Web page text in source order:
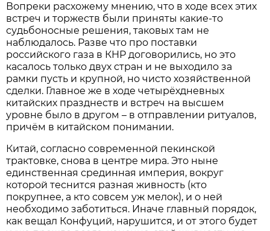
Вопреки расхожему мнению, что в ходе всех этих
встреч и торжеств были приняты какие-то
судьбоносные решения, таковых там не
наблюдалось. Разве что про поставки
российского газа в КНР договорились, но это
касалось только двух стран и не выходило за
рамки пусть и крупной, но чисто хозяйственной
сделки. Главное же в ходе четырёхдневных
китайских празднеств и встреч на высшем
уровне было в другом – в отправлении ритуалов,
причём в китайском понимании.
Китай, согласно современной пекинской
трактовке, снова в центре мира. Это ныне
единственная срединная империя, вокруг
которой теснится разная живность (кто
покрупнее, а кто совсем уж мелок), и о ней
необходимо заботиться. Иначе главный порядок,
как вещал Конфуций, нарушится, и от этого будет